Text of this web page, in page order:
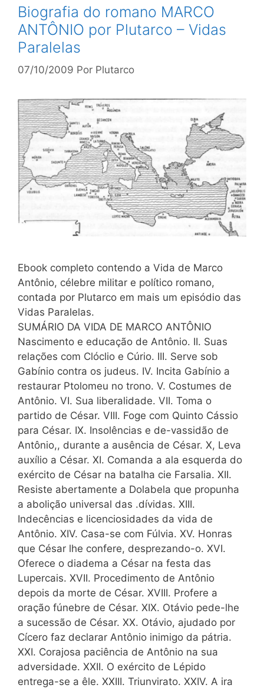
Biografia do romano MARCO
ANTÔNIO por Plutarco – Vidas
Paralelas
07/10/2009 Por Plutarco
Ebook completo contendo a Vida de Marco
Antônio, célebre militar e político romano,
contada por Plutarco em mais um episódio das
Vidas Paralelas.
SUMÁRIO DA VIDA DE MARCO ANTÔNIO
Nascimento e educação de Antônio. II. Suas
relações com Clóclio e Cúrio. III. Serve sob
Gabínio contra os judeus. IV. Incita Gabínio a
restaurar Ptolomeu no trono. V. Costumes de
Antônio. VI. Sua liberalidade. VII. Toma o
partido de César. VIII. Foge com Quinto Cássio
para César. IX. Insolências e de-vassidão de
Antônio,, durante a ausência de César. X, Leva
auxílio a César. XI. Comanda a ala esquerda do
exército de César na batalha cie Farsalia. XII.
Resiste abertamente a Dolabela que propunha
a abolição universal das .dívidas. XIII.
Indecências e licenciosidades da vida de
Antônio. XIV. Casa-se com Fúlvia. XV. Honras
que César lhe confere, desprezando-o. XVI.
Oferece o diadema a César na festa das
Lupercais. XVII. Procedimento de Antônio
depois da morte de César. XVIII. Profere a
oração fú­nebre de César. XIX. Otávio pede-lhe
a sucessão de César. XX. Otávio, ajudado por
Cícero faz declarar Antônio inimigo da pátria.
XXI. Corajosa paciência de Antônio na sua
adversidade. XXII. O exército de Lépido
entrega-se a êle. XXIII. Triunvirato. XXIV. A ira